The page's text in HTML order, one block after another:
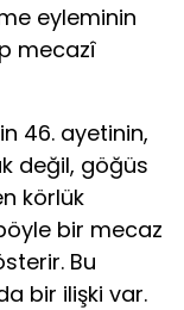
eyleminin
mecazî
46. ayetinin,
değil, göğüs
körlük
bir mecaz
Bu
bir ilişki var.